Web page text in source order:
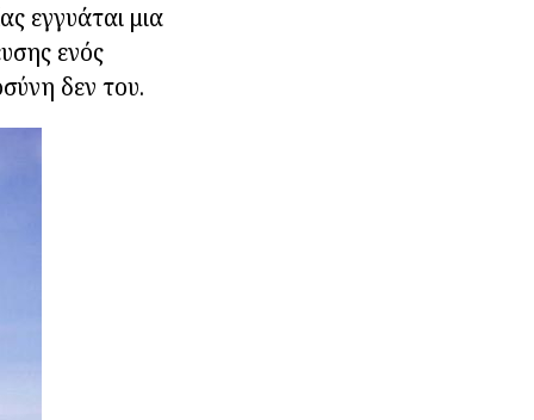
εγγυάται μια
ενός
δεν του.